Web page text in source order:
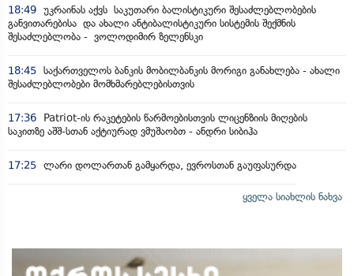
18:49 უკრაინას აქვს საკუთარი ბალისტიკური შესაძლებლობების
განვითარებისა და ახალი ანტიბალისტიკური სისტემის შექმნის
შესაძლებლობა - ვოლოდიმირ ზელენსკი
18:45 საქართველოს ბანკის მობილბანკის მორიგი განახლება - ახალი
შესაძლებლობები მომხმარებლებისთვის
17:36
Patriot-ის რაკეტების წარმოებისთვის ლიცენზიის მიღების
საკითზე აშშ-სთან აქტიურად ვმუშაობთ - ანდრი სიბიჰა
17:25 ლარი დოლართან გამყარდა, ევროსთან გაუფასურდა
ყველა სიახლის ნახვა